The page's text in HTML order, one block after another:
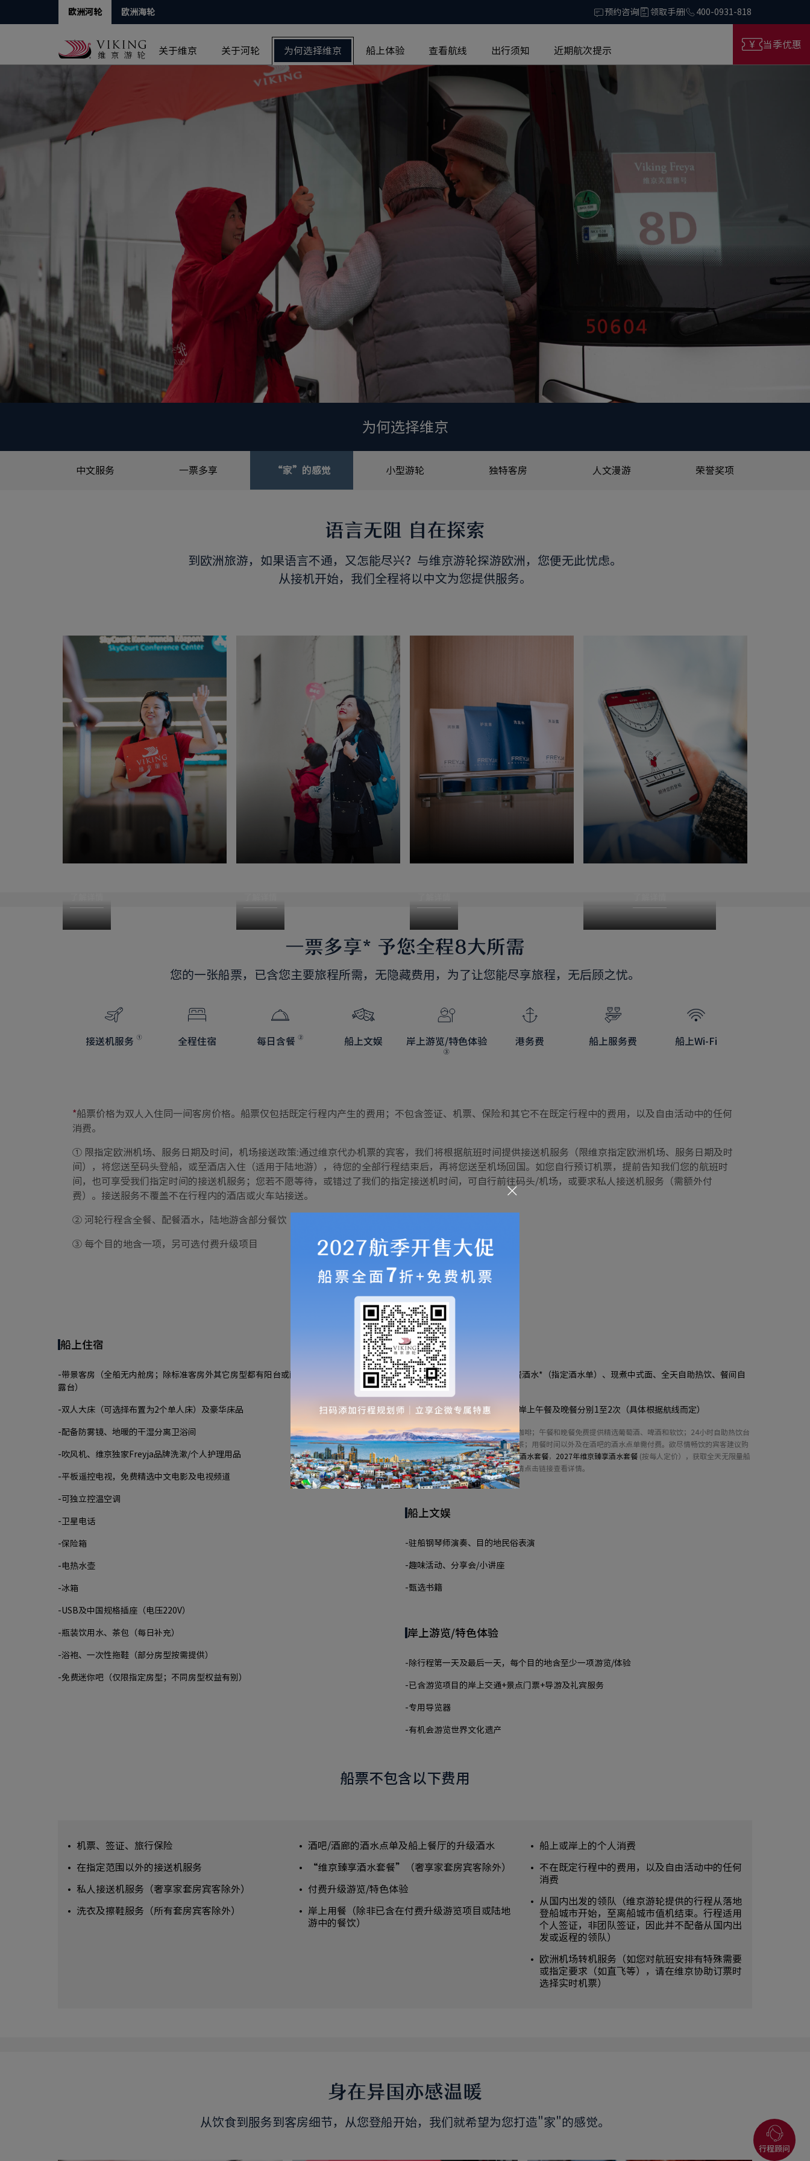
欧洲河轮 欧洲海轮 预约咨询 领取手册 400-0931-818
关于维京 关于河轮 为何选择维京 船上体验 查看航线 出行须知 近期航次提示
当季优惠
为何选择维京
中文服务 一票多享 “家”的感觉 小型游轮 独特客房 人文漫游 荣誉奖项
语言无阻 自在探索
到欧洲旅游，如果语言不通，又怎能尽兴？ 与维京游轮探游欧洲，您便无此忧虑。
从接机开始，我们全程将以中文为您提供服务。
一票多享* 予您全程8大所需
您的一张船票，已含您主要旅程所需，无隐藏费用，为了让您能尽享旅程，无后顾之忧。
接送机服务 全程住宿 每日含餐 船上文娱 岸上游览/特色体验 港务费 船上服务费 船上Wi-Fi
*船票价格为双人入住同一间客房价格。船票仅包括既定行程内产生的费用；不包含签证、机票、保险和其它不在既定行程中的费用，以及自由活动中的任何
消费。
① 限指定欧洲机场、服务日期及时间，机场接送政策:通过维京代办机票的宾客，我们将根据航班时间提供接送机服务（限维京指定欧洲机场、服务日期及时
间），将您送至码头登船，或至酒店入住（适用于陆地游），待您的全部行程结束后，再将您送至机场回国。如您自行预订机票，提前告知我们您的航班时
间，也可享受我们指定时间的接送机服务；您若不愿等待，或错过了我们的指定接送机时间，可自行前往码头/机场，或要求私人接送机服务（需额外付
费）。接送服务不覆盖不在行程内的酒店或火车站接送。
② 河轮行程含全餐、配餐酒水，陆地游含部分餐饮
③ 每个目的地含一项，另可选付费升级项目
已含项目内藏更多价值
船上住宿
-带景客房（全船无内舱房；除标准客房外其它房型都有阳台或配备可滑动落地玻璃窗的法式
露台）
-双人大床（可选择布置为2个单人床）及豪华床品
-配备防雾镜、地暖的干湿分离卫浴间
-吹风机、维京独家Freyja品牌洗漱/个人护理用品
-平板遥控电视，免费精选中文电影及电视频道
-可独立控温空调
-卫星电话
-保险箱
-电热水壶
-冰箱
-USB及中国规格插座（电压220V）
-瓶装饮用水、茶包（每日补充）
-浴袍、一次性拖鞋（部分房型按需提供）
-免费迷你吧（仅限指定房型；不同房型权益有别）
每日含餐
-游轮行程: 船上一日三餐及配餐酒水*（指定酒水单）、现煮中式面、全天自助热饮、餐间自
助小点心
-陆地游行程：酒店早餐全含、岸上午餐及晚餐分别1至2次（具体根据航线而定）
*船上酒水政策：早餐免费提供茶和咖啡；午餐和晚餐免费提供精选葡萄酒、啤酒和软饮；24小时自助热饮台
免费提供咖啡及热茶；用餐时间以外及在酒吧的酒水点单需付费。欲尽情畅饮的宾客建议购
买2026年维京臻享酒水套餐， 2027年维京臻享酒水套餐 (按每人定价），获取全天无限量船
上酒水点单权益；请点击链接查看详情。
船上文娱
-驻船钢琴师演奏、目的地民俗表演
-趣味活动、分享会/小讲座
-甄选书籍
岸上游览/特色体验
-除行程第一天及最后一天，每个目的地含至少一项游览/体验
-已含游览项目的岸上交通+景点门票+导游及礼宾服务
-专用导览器
-有机会游览世界文化遗产
船票不包含以下费用
机票、签证、旅行保险
在指定范围以外的接送机服务
私人接送机服务（奢享家套房宾客除外）
洗衣及擦鞋服务（所有套房宾客除外）
酒吧/酒廊的酒水点单及船上餐厅的升级酒水
“维京臻享酒水套餐”（奢享家套房宾客除外）
付费升级游览/特色体验
岸上用餐（除非已含在付费升级游览项目或陆地
游中的餐饮）
船上或岸上的个人消费
不在既定行程中的费用，以及自由活动中的任何
消费
从国内出发的领队（维京游轮提供的行程从落地
登船城市开始，至离船城市值机结束。行程适用
个人签证，非团队签证，因此并不配备从国内出
发或返程的领队）
欧洲机场转机服务（如您对航班安排有特殊需要
或指定要求（如直飞等），请在维京协助订票时
选择实时机票）
身在异国亦感温暖
从饮食到服务到客房细节，从您登船开始，我们就希望为您打造"家"的感觉。